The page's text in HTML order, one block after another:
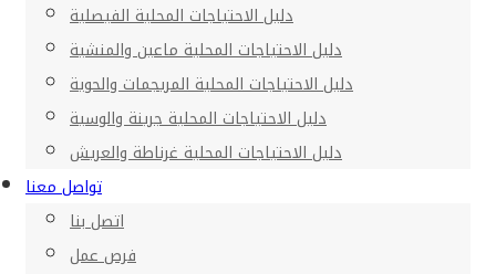
دليل الاحتياجات المحلية الفيصلية
دليل الاحتياجات المحلية ماعين والمنشية
دليل الاحتياجات المحلية المريجمات والحوية
دليل الاحتياجات المحلية جرينة والوسية
دليل الاحتياجات المحلية غرناطة والعريش
تواصل معنا
اتصل بنا
فرص عمل